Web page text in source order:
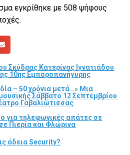
εγκρίθηκε με 508 ψήφους
Σκύδρας Κατερίνας Ιγνατιάδου
10ης Εμποροπανήγυρης
– 50 χρόνια μετά…» Μια
Σάββατο 12 Σεπτεμβρίου
Γαβαλιώτισσας
για τηλεφωνικές απάτες σε
Πιερία και Φλώρινα
άδεια Security?